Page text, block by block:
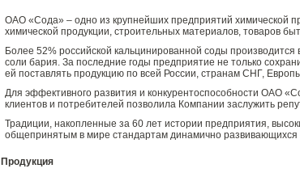
ОАО «Сода» – одно из крупнейших предприятий химической
химической продукции, строительных материалов, товаров
Более 52% российской кальцинированной соды
соли бария. За последние годы предприятие не только
ей поставлять продукцию по всей России, странам СНГ,
Для эффективного развития и конкурентоспособности ОАО
клиентов и потребителей позволила Компании заслужить
Традиции, накопленные за 60 лет истории предприятия,
общепринятым в мире стандартам динамично развивающихся
Продукция